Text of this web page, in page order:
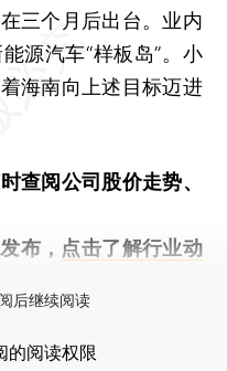
三个月后出台。业内
源汽车“样板岛”。小
海南向上述目标迈进
查阅公司股价走势、
布， 点击了解行业动
后继续阅读
的阅读权限